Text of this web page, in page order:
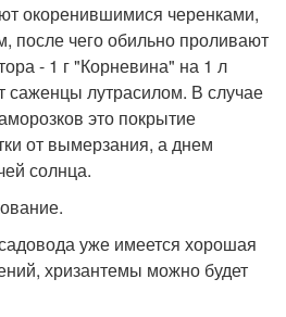
окоренившимися черенками,
после чего обильно проливают
- 1 г "Корневина" на 1 л
лутрасилом. В случае
это покрытие
от вымерзания, а днем
солнца.
уже имеется хорошая
хризантемы можно будет